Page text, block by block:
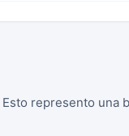
represento una